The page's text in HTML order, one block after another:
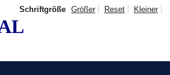
Schriftgröße Größer Reset Kleiner